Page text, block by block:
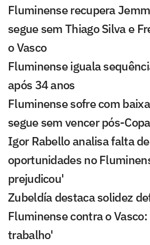
Fluminense recupera
segue sem Thiago Silva e
o Vasco
Fluminense iguala
após 34 anos
Fluminense sofre com
segue sem vencer pós-Copa
Igor Rabello analisa falta de
oportunidades no
prejudicou'
Zubeldía destaca solidez
Fluminense contra o
trabalho'